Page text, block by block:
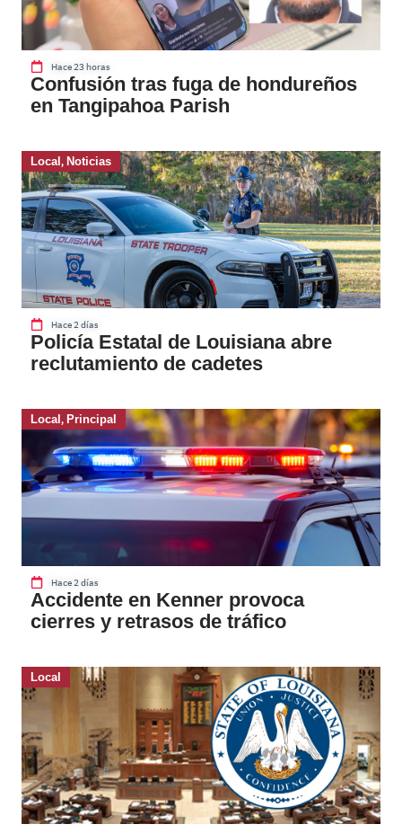
Hace 23 horas
Confusión tras fuga de hondureños
en Tangipahoa Parish
Local, Noticias
Hace 2 días
Policía Estatal de Louisiana abre
reclutamiento de cadetes
Local, Principal
Hace 2 días
Accidente en Kenner provoca
cierres y retrasos de tráfico
Local